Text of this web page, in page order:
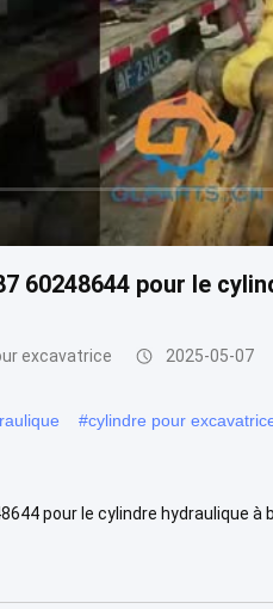
60248644 pour le
excavatrice 2025-05-07
#cylindre pour
pour le cylindre hydraulique